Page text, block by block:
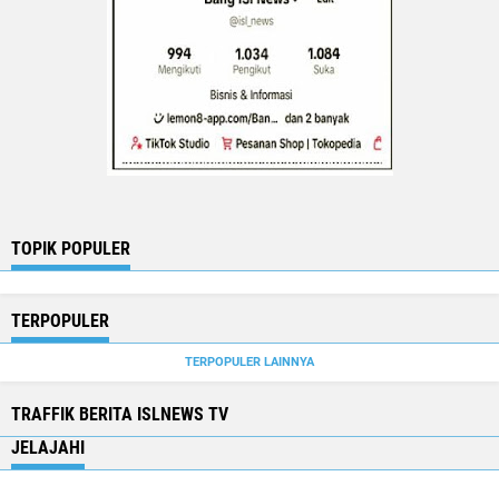
TOPIK POPULER
TERPOPULER
TERPOPULER LAINNYA
TRAFFIK BERITA ISLNEWS TV
JELAJAHI